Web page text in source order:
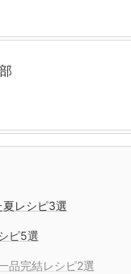
夏レシピ3選
ピ5選
品完結レシピ2選